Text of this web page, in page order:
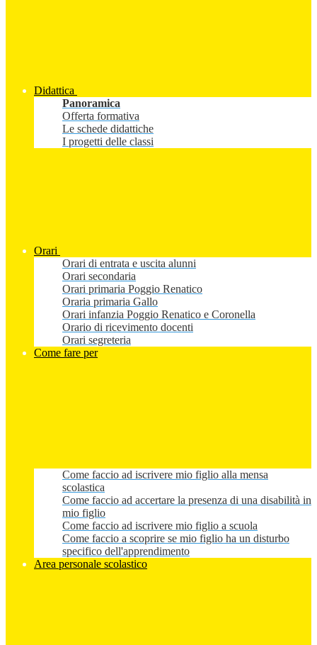
Didattica
Panoramica
Offerta formativa
Le schede didattiche
I progetti delle classi
Orari
Orari di entrata e uscita alunni
Orari secondaria
Orari primaria Poggio Renatico
Oraria primaria Gallo
Orari infanzia Poggio Renatico e Coronella
Orario di ricevimento docenti
Orari segreteria
Come fare per
Come faccio ad iscrivere mio figlio alla mensa
scolastica
Come faccio ad accertare la presenza di una disabilità in
mio figlio
Come faccio ad iscrivere mio figlio a scuola
Come faccio a scoprire se mio figlio ha un disturbo
specifico dell'apprendimento
Area personale scolastico